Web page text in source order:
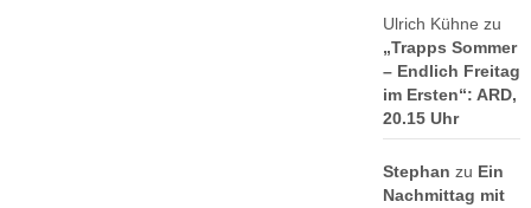
Ulrich Kühne zu
„Trapps Sommer
– Endlich Freitag
im Ersten“: ARD,
20.15 Uhr
Stephan zu Ein
Nachmittag mit